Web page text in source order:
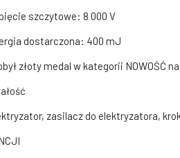
szczytowe: 8 000 V
dostarczona: 400 mJ
złoty medal w kategorii NOWOŚĆ
zasilacz do elektryzatora,